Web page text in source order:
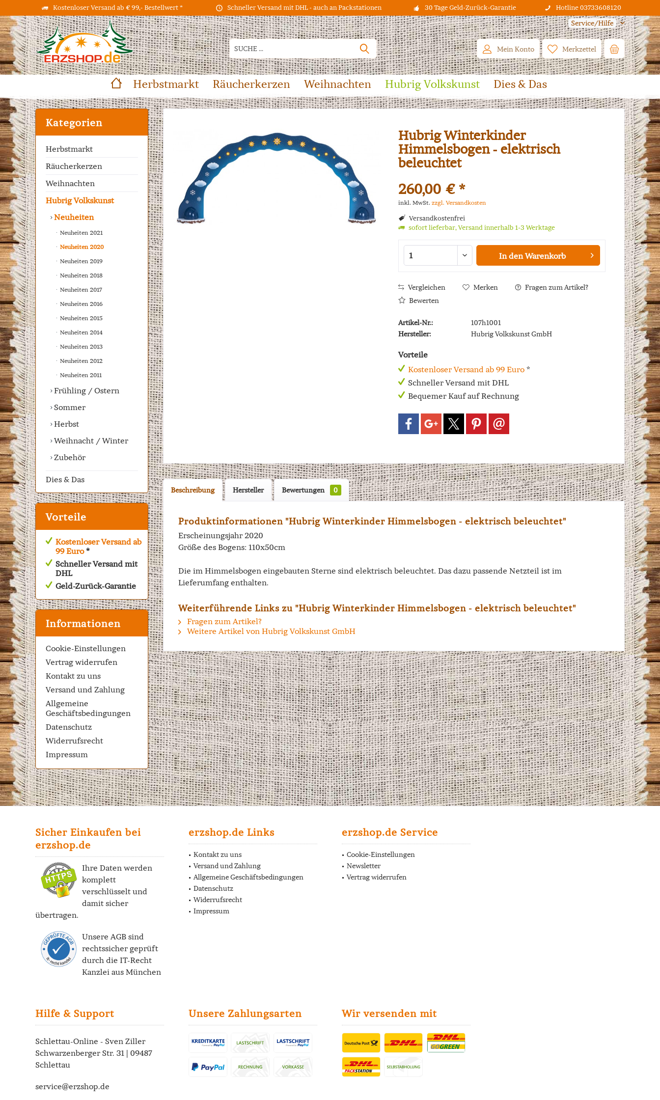
Kostenloser Versand ab € 99,- Bestellwert * Schneller Versand mit DHL - auch an Packstationen 30 Tage Geld-Zurück-Garantie Hotline 03733608120
Service/Hilfe
Merkzettel
Mein Konto
Herbstmarkt Räucherkerzen Weihnachten Hubrig Volkskunst Dies & Das
Kategorien
Herbstmarkt
Räucherkerzen
Weihnachten
Hubrig Volkskunst
Neuheiten
Neuheiten 2021
Neuheiten 2020
Neuheiten 2019
Neuheiten 2018
Neuheiten 2017
Neuheiten 2016
Neuheiten 2015
Neuheiten 2014
Neuheiten 2013
Neuheiten 2012
Neuheiten 2011
Frühling / Ostern
Sommer
Herbst
Weihnacht / Winter
Zubehör
Dies & Das
Vorteile
Kostenloser Versand ab
99 Euro*
Schneller Versand mit
DHL
Geld-Zurück-Garantie
Informationen
Cookie-Einstellungen
Vertrag widerrufen
Kontakt zu uns
Versand und Zahlung
Allgemeine
Geschäftsbedingungen
Datenschutz
Widerrufsrecht
Impressum
Hubrig Winterkinder
Himmelsbogen - elektrisch
beleuchtet
260,00 € *
inkl. MwSt. zzgl. Versandkosten
Versandkostenfrei
sofort lieferbar, Versand innerhalb 1-3 Werktage
In den Warenkorb
Vergleichen Merken
Fragen zum Artikel?
Bewerten
Artikel-Nr.:
107h1001
Hersteller:
Hubrig Volkskunst GmbH
Vorteile
Kostenloser Versand ab 99 Euro*
Schneller Versand mit DHL
Bequemer Kauf auf Rechnung
Beschreibung Hersteller Bewertungen 0
Produktinformationen "Hubrig Winterkinder Himmelsbogen - elektrisch beleuchtet"
Erscheinungsjahr 2020
Größe des Bogens: 110x50cm
Die im Himmelsbogen eingebauten Sterne sind elektrisch beleuchtet. Das dazu passende Netzteil ist im
Lieferumfang enthalten.
Weiterführende Links zu "Hubrig Winterkinder Himmelsbogen - elektrisch beleuchtet"
Fragen zum Artikel?
Weitere Artikel von Hubrig Volkskunst GmbH
Sicher Einkaufen bei
erzshop.de
Ihre Daten werden
komplett
verschlüsselt und
damit sicher
übertragen.
Unsere AGB sind
rechtssicher geprüft
durch die IT-Recht
Kanzlei aus München
erzshop.de Links
Kontakt zu uns
Versand und Zahlung
Allgemeine Geschäftsbedingungen
Datenschutz
Widerrufsrecht
Impressum
erzshop.de Service
Cookie-Einstellungen
Newsletter
Vertrag widerrufen
Hilfe & Support
Schlettau-Online - Sven Ziller
Schwarzenberger Str. 31 | 09487
Schlettau
service@erzshop.de
Unsere Zahlungsarten Wir versenden mit